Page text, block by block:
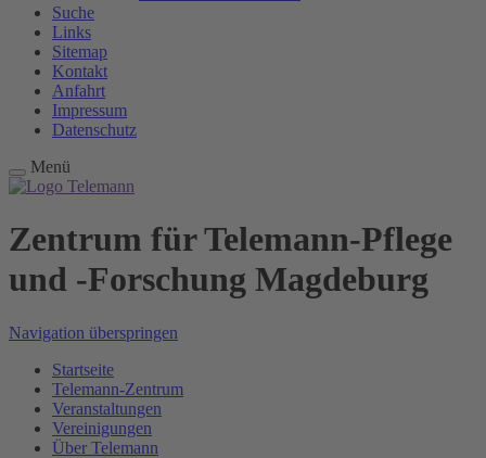
Suche
Links
Sitemap
Kontakt
Anfahrt
Impressum
Datenschutz
Menü
Zentrum für Telemann-Pflege
und -Forschung Magdeburg
Navigation überspringen
Startseite
Telemann-Zentrum
Veranstaltungen
Vereinigungen
Über Telemann